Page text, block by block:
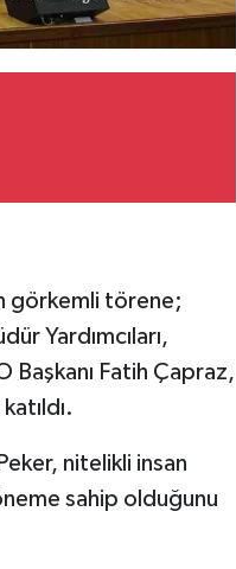
görkemli törene;
Yardımcıları,
Başkanı Fatih Çapraz,
nitelikli insan
sahip olduğunu